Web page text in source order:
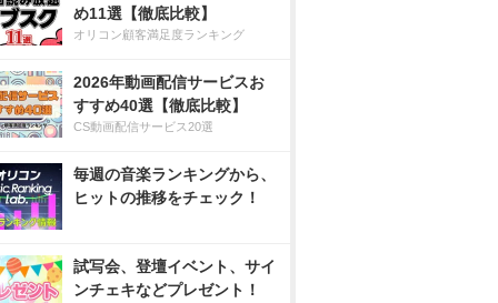
め11選【徹底比較】
オリコン顧客満足度ランキング
2026年動画配信サービスお
すすめ40選【徹底比較】
CS動画配信サービス20選
毎週の音楽ランキングから、
ヒットの推移をチェック！
試写会、登壇イベント、サイ
ンチェキなどプレゼント！